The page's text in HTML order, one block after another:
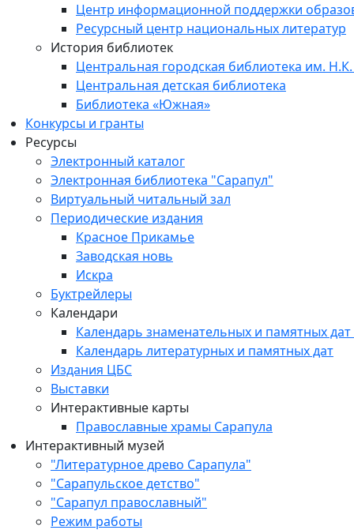
Центр информационной поддержки
Ресурсный центр национальных литератур
История библиотек
Центральная городская библиотека им.
Центральная детская библиотека
Библиотека «Южная»
Конкурсы и гранты
Ресурсы
Электронный каталог
Электронная библиотека "Сарапул"
Виртуальный читальный зал
Периодические издания
Красное Прикамье
Заводская новь
Искра
Буктрейлеры
Календари
Календарь знаменательных и памятных дат
Календарь литературных и памятных дат
Издания ЦБС
Выставки
Интерактивные карты
Православные храмы Сарапула
Интерактивный музей
"Литературное древо Сарапула"
"Сарапульское детство"
"Сарапул православный"
Режим работы